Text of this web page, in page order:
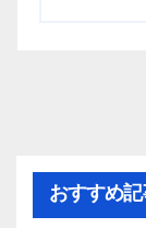
おすすめ